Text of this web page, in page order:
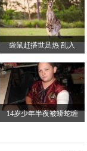
袋鼠赶搭世足热 乱入
14岁少年半夜被蟒蛇缠